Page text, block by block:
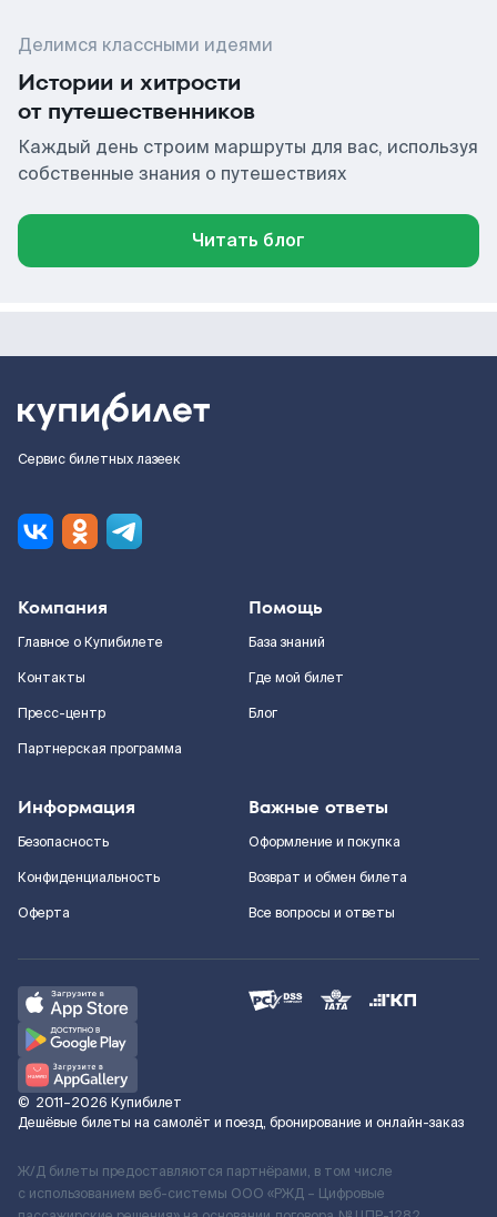
Делимся классными идеями
Истории и хитрости
от путешественников
Каждый день строим маршруты для вас, используя
собственные знания о путешествиях
Читать блог
Сервис билетных лазеек
Компания
Главное о Купибилете
Контакты
Пресс-центр
Партнерская программа
Помощь
База знаний
Где мой билет
Блог
Информация
Безопасность
Конфиденциальность
Оферта
Важные ответы
Оформление и покупка
Возврат и обмен билета
Все вопросы и ответы
© 2011–2026 Купибилет
Дешёвые билеты на самолёт и поезд, бронирование и онлайн-заказ
Ж/Д билеты предоставляются партнёрами, в том числе
с использованием веб-системы ООО «РЖД – Цифровые